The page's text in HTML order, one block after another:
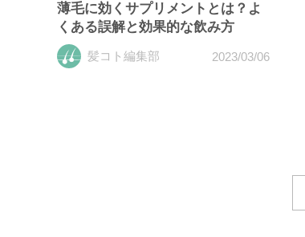
薄毛に効くサプリメントとは？よ
くある誤解と効果的な飲み方
髪コト編集部 2023/03/06